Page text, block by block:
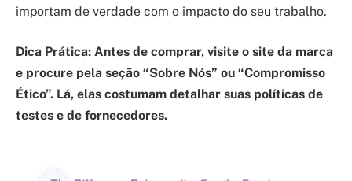
importam de verdade com o impacto do seu trabalho.
Dica Prática: Antes de comprar, visite o site da marca
e procure pela seção “Sobre Nós” ou “Compromisso
Ético”. Lá, elas costumam detalhar suas políticas de
testes e de fornecedores.